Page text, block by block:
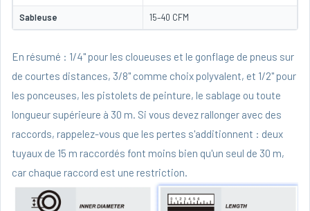
Sableuse 15–40 CFM
En résumé : 1/4" pour les cloueuses et le gonflage de pneus sur
de courtes distances, 3/8" comme choix polyvalent, et 1/2" pour
les ponceuses, les pistolets de peinture, le sablage ou toute
longueur supérieure à 30 m. Si vous devez rallonger avec des
raccords, rappelez-vous que les pertes s'additionnent : deux
tuyaux de 15 m raccordés font moins bien qu'un seul de 30 m,
car chaque raccord est une restriction.